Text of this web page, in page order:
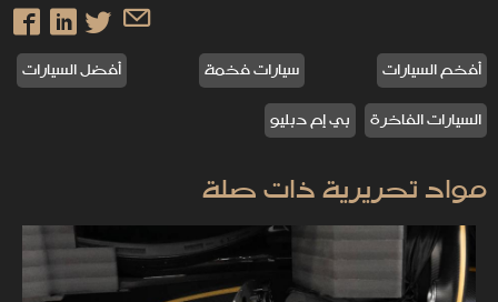
أفخم السيارات سيارات فخمة
أفضل السيارات
السيارات الفاخرة
بي إم دبليو
مواد تحريرية ذات صلة